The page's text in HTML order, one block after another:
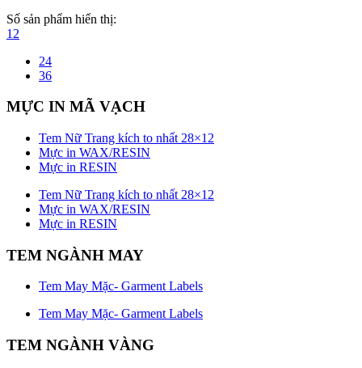
Số sản phẩm hiển thị:
12
24
36
MỰC IN MÃ VẠCH
Tem Nữ Trang kích to nhất 28×12
Mực in WAX/RESIN
Mực in RESIN
Tem Nữ Trang kích to nhất 28×12
Mực in WAX/RESIN
Mực in RESIN
TEM NGÀNH MAY
Tem May Mặc- Garment Labels
Tem May Mặc- Garment Labels
TEM NGÀNH VÀNG